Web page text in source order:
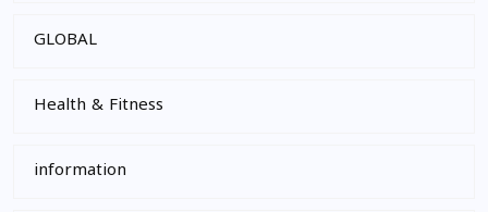
GLOBAL
Health & Fitness
information